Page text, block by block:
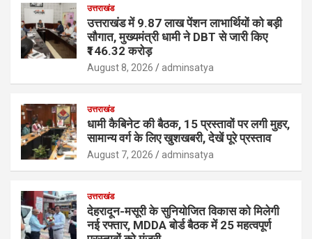
उत्तराखंड
उत्तराखंड में 9.87 लाख पेंशन लाभार्थियों को बड़ी
सौगात, मुख्यमंत्री धामी ने DBT से जारी किए
₹146.32 करोड़
August 8, 2026 adminsatya
उत्तराखंड
धामी कैबिनेट की बैठक, 15 प्रस्तावों पर लगी मुहर,
सामान्य वर्ग के लिए खुशखबरी, देखें पूरे प्रस्ताव
August 7, 2026 adminsatya
उत्तराखंड
देहरादून-मसूरी के सुनियोजित विकास को मिलेगी
नई रफ्तार, MDDA बोर्ड बैठक में 25 महत्वपूर्ण